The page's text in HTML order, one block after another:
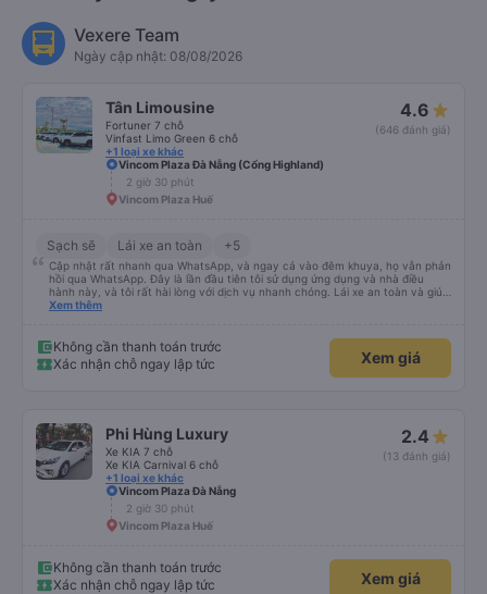
Vexere Team
Ngày cập nhật: 08/08/2026
Tân Limousine
Fortuner 7 chỗ
Vinfast Limo Green 6 chỗ
+1 loại xe khác
4.6
(646 đánh giá)
Vincom Plaza Đà Nẵng (Cổng Highland)
2 giờ 30 phút
Vincom Plaza Huế
Sạch sẽ Lái xe an toàn +5
Cập nhật rất nhanh qua WhatsApp, và ngay cả vào đêm khuya, họ vẫn phản
hồi qua WhatsApp. Đây là lần đầu tiên tôi sử dụng ứng dụng và nhà điều
hành này, và tôi rất hài lòng với dịch vụ nhanh chóng. Lái xe an toàn và giúp
tôi đến khách sạn ở Huế, mặc dù tôi không báo trước khi đặt xe và tài xế đã
của họ một lần nữa cho chuyến trở về Đà Nẵng.
Xem thêm
Không cần thanh toán trước
Xác nhận chỗ ngay lập tức
Xem giá
Phi Hùng Luxury
Xe KIA 7 chỗ
Xe KIA Carnival 6 chỗ
+1 loại xe khác
2.4
(13 đánh giá)
Vincom Plaza Đà Nẵng
2 giờ 30 phút
Vincom Plaza Huế
Không cần thanh toán trước
Xác nhận chỗ ngay lập tức
Xem giá